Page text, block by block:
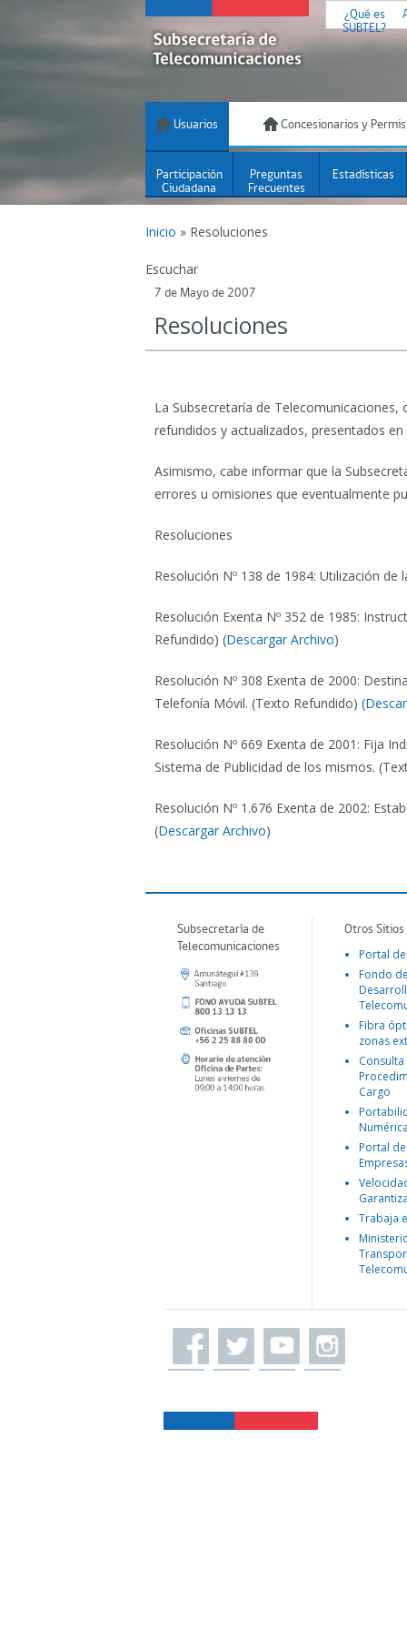
¿Qué es
SUBTEL?
Usuarios Concesionarios y
Participación
Ciudadana
Preguntas
Frecuentes
Estadísticas
Inicio » Resoluciones
Escuchar
7 de Mayo de 2007
Resoluciones
La Subsecretaría de
refundidos y actualizados, presentados en
Asimismo, cabe informar que la
errores u omisiones que eventualmente
Resoluciones
Resolución Nº 138 de 1984: Utilización de
Resolución Exenta Nº 352 de 1985:
Refundido) (Descargar Archivo)
Resolución Nº 308 Exenta de 2000:
Telefonía Móvil. (Texto Refundido) (
Resolución Nº 669 Exenta de 2001: Fija
Sistema de Publicidad de los mismos.
Resolución Nº 1.676 Exenta de 2002:
(Descargar Archivo)
Subsecretaría de
Telecomunicaciones
Otros
Portal
Fondo
Fibra
zonas
Consulta
Cargo
Portal
Trabaja